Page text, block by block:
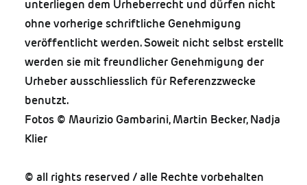
unterliegen dem Urheberrecht und dürfen nicht
ohne vorherige schriftliche Genehmigung
veröffentlicht werden. Soweit nicht selbst erstellt
werden sie mit freundlicher Genehmigung der
Urheber ausschliesslich für Referenzzwecke
benutzt.
Fotos © Maurizio Gambarini,Martin Becker,Nadja
Klier
© all rights reserved / alle Rechte vorbehalten